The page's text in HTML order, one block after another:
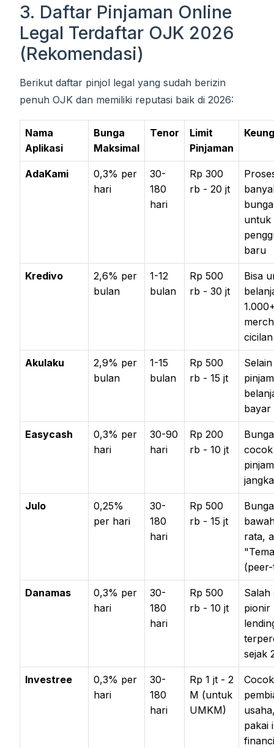
3. Daftar Pinjaman Online
Legal Terdaftar OJK 2026
(Rekomendasi)
Berikut daftar pinjol legal yang sudah berizin
penuh OJK dan memiliki reputasi baik di 2026:
Nama
Aplikasi
Bunga
Maksimal
Tenor
Limit
Pinjaman
AdaKami
0,3% per
hari
30-
180
hari
Rp 300
rb - 20 jt
untuk
baru
Kredivo
2,6% per
bulan
1-12
bulan
Rp 500
rb - 30 jt
Bisa
Akulaku
2,9% per
bulan
1-15
bulan
Rp 500
rb - 15 jt
Selain
bayar
Easycash
0,3% per
hari
30-90
hari
Rp 200
rb - 10 jt
Julo
0,25%
per hari
30-
180
hari
Rp 500
rb - 15 jt
rata,
Danamas
0,3% per
hari
30-
180
hari
Rp 500
rb - 10 jt
Salah
pionir
sejak
Investree
0,3% per
hari
30-
180
hari
Rp 1 jt - 2
M (untuk
UMKM)
pakai